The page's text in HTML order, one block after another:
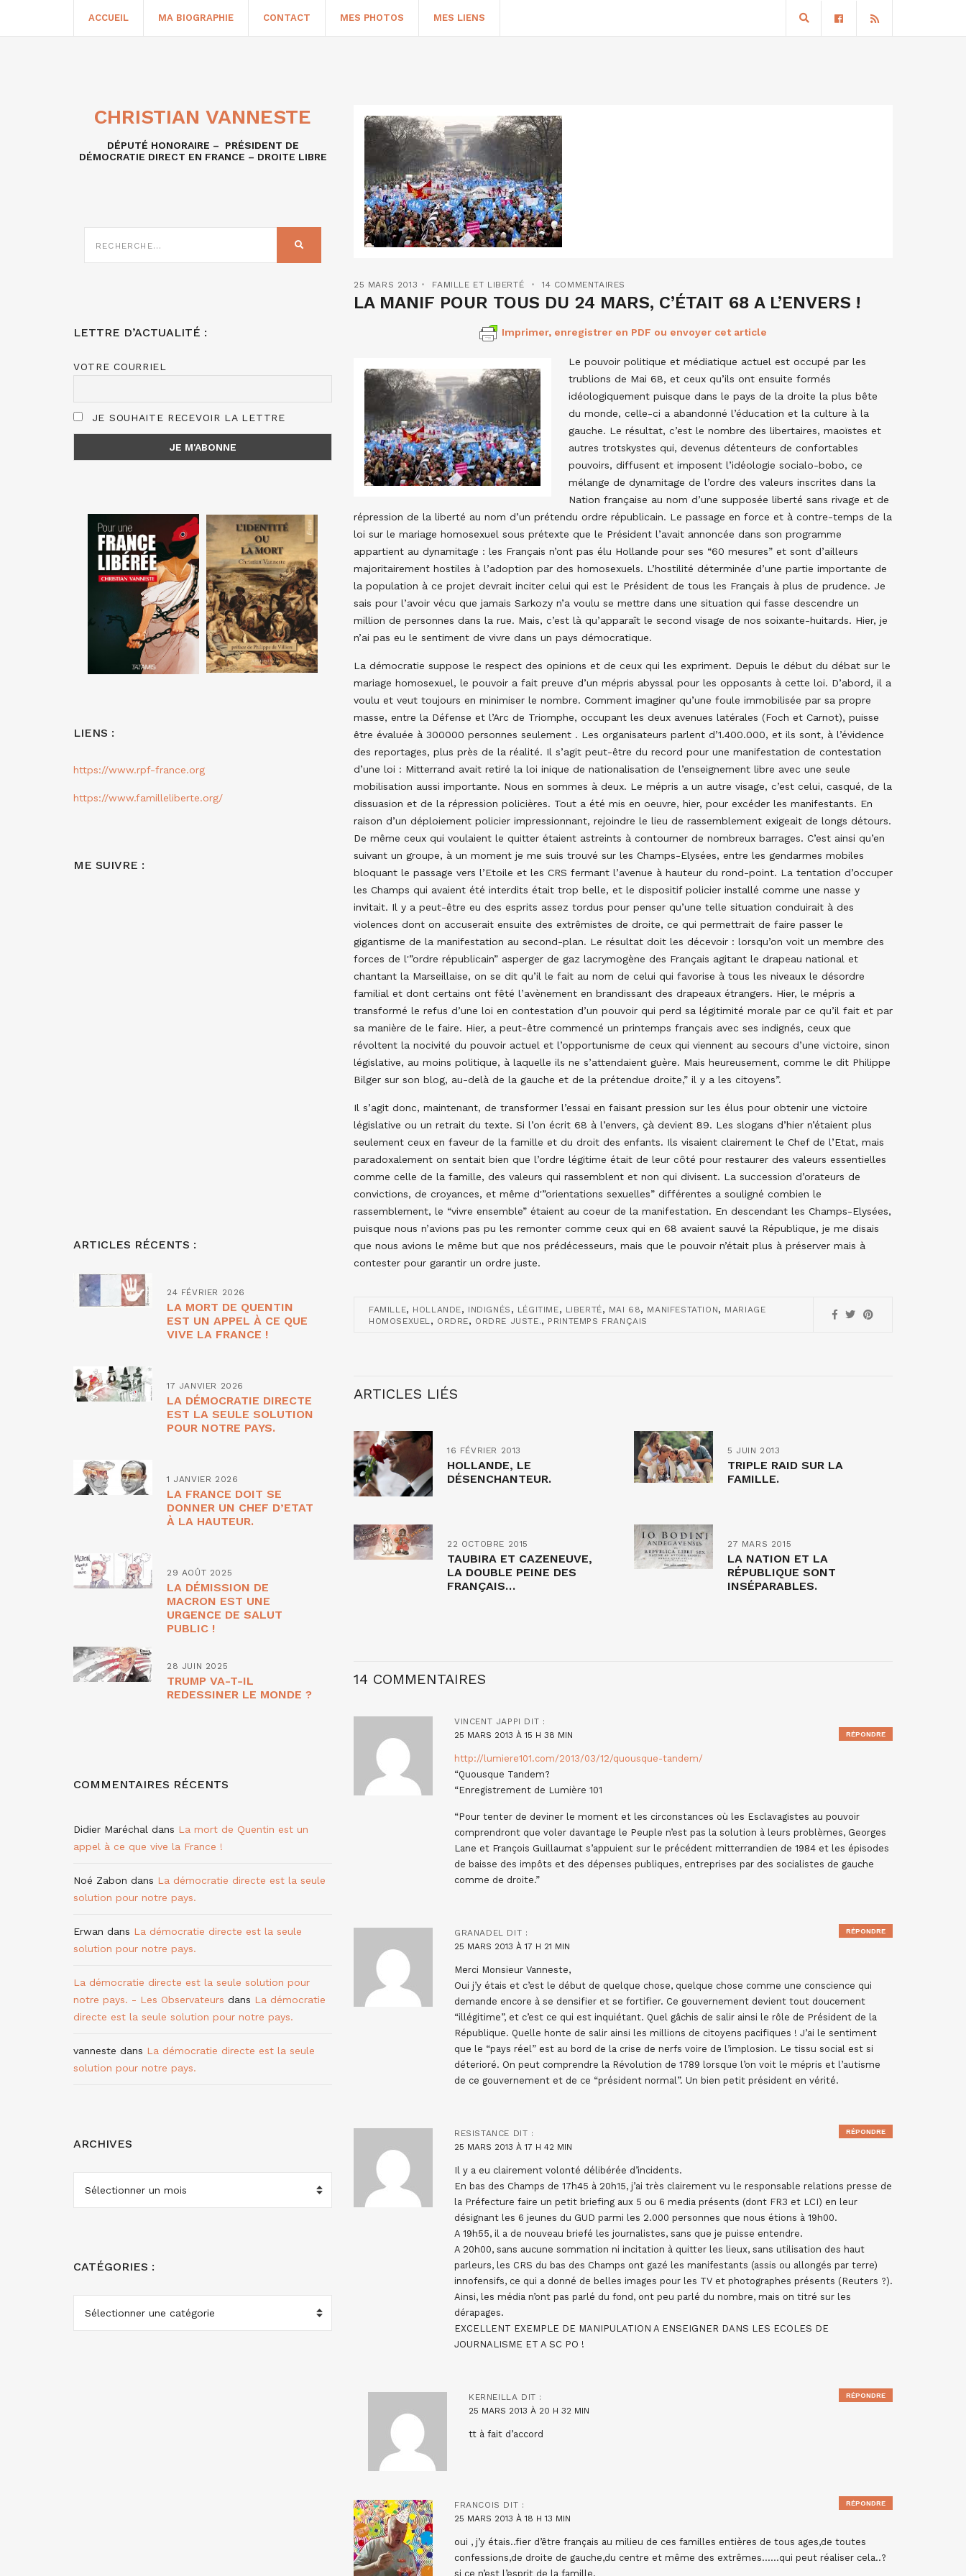
ACCUEIL MA BIOGRAPHIE CONTACT MES PHOTOS MES LIENS
25 MARS 2013 FAMILLE ET LIBERTÉ 14 COMMENTAIRES
LA MANIF POUR TOUS DU 24 MARS, C’ÉTAIT 68 A L’ENVERS !
Imprimer, enregistrer en PDF ou envoyer cet article
Le pouvoir politique et médiatique actuel est occupé par les
trublions de Mai 68, et ceux qu’ils ont ensuite formés
idéologiquement puisque dans le pays de la droite la plus bête
du monde, celle-ci a abandonné l’éducation et la culture à la
gauche. Le résultat, c’est le nombre des libertaires, maoïstes et
autres trotskystes qui, devenus détenteurs de confortables
pouvoirs, diffusent et imposent l’idéologie socialo-bobo, ce
mélange de dynamitage de l’ordre des valeurs inscrites dans la
Nation française au nom d’une supposée liberté sans rivage et de
répression de la liberté au nom d’un prétendu ordre républicain. Le passage en force et à contre-temps de la
loi sur le mariage homosexuel sous prétexte que le Président l’avait annoncée dans son programme
appartient au dynamitage : les Français n’ont pas élu Hollande pour ses “60 mesures” et sont d’ailleurs
majoritairement hostiles à l’adoption par des homosexuels. L’hostilité déterminée d’une partie importante de
la population à ce projet devrait inciter celui qui est le Président de tous les Français à plus de prudence. Je
sais pour l’avoir vécu que jamais Sarkozy n’a voulu se mettre dans une situation qui fasse descendre un
million de personnes dans la rue. Mais, c’est là qu’apparaît le second visage de nos soixante-huitards. Hier, je
n’ai pas eu le sentiment de vivre dans un pays démocratique.
La démocratie suppose le respect des opinions et de ceux qui les expriment. Depuis le début du débat sur le
mariage homosexuel, le pouvoir a fait preuve d’un mépris abyssal pour les opposants à cette loi. D’abord, il a
voulu et veut toujours en minimiser le nombre. Comment imaginer qu’une foule immobilisée par sa propre
masse, entre la Défense et l’Arc de Triomphe, occupant les deux avenues latérales (Foch et Carnot), puisse
être évaluée à 300000 personnes seulement . Les organisateurs parlent d’1.400.000, et ils sont, à l’évidence
des reportages, plus près de la réalité. Il s’agit peut-être du record pour une manifestation de contestation
d’une loi : Mitterrand avait retiré la loi inique de nationalisation de l’enseignement libre avec une seule
mobilisation aussi importante. Nous en sommes à deux. Le mépris a un autre visage, c’est celui, casqué, de la
dissuasion et de la répression policières. Tout a été mis en oeuvre, hier, pour excéder les manifestants. En
raison d’un déploiement policier impressionnant, rejoindre le lieu de rassemblement exigeait de longs détours.
De même ceux qui voulaient le quitter étaient astreints à contourner de nombreux barrages. C’est ainsi qu’en
suivant un groupe, à un moment je me suis trouvé sur les Champs-Elysées, entre les gendarmes mobiles
bloquant le passage vers l’Etoile et les CRS fermant l’avenue à hauteur du rond-point. La tentation d’occuper
les Champs qui avaient été interdits était trop belle, et le dispositif policier installé comme une nasse y
invitait. Il y a peut-être eu des esprits assez tordus pour penser qu’une telle situation conduirait à des
violences dont on accuserait ensuite des extrêmistes de droite, ce qui permettrait de faire passer le
gigantisme de la manifestation au second-plan. Le résultat doit les décevoir : lorsqu’on voit un membre des
forces de l'”ordre républicain” asperger de gaz lacrymogène des Français agitant le drapeau national et
chantant la Marseillaise, on se dit qu’il le fait au nom de celui qui favorise à tous les niveaux le désordre
familial et dont certains ont fêté l’avènement en brandissant des drapeaux étrangers. Hier, le mépris a
transformé le refus d’une loi en contestation d’un pouvoir qui perd sa légitimité morale par ce qu’il fait et par
sa manière de le faire. Hier, a peut-être commencé un printemps français avec ses indignés, ceux que
révoltent la nocivité du pouvoir actuel et l’opportunisme de ceux qui viennent au secours d’une victoire, sinon
législative, au moins politique, à laquelle ils ne s’attendaient guère. Mais heureusement, comme le dit Philippe
Bilger sur son blog, au-delà de la gauche et de la prétendue droite,” il y a les citoyens”.
Il s’agit donc, maintenant, de transformer l’essai en faisant pression sur les élus pour obtenir une victoire
législative ou un retrait du texte. Si l’on écrit 68 à l’envers, çà devient 89. Les slogans d’hier n’étaient plus
seulement ceux en faveur de la famille et du droit des enfants. Ils visaient clairement le Chef de l’Etat, mais
paradoxalement on sentait bien que l’ordre légitime était de leur côté pour restaurer des valeurs essentielles
comme celle de la famille, des valeurs qui rassemblent et non qui divisent. La succession d’orateurs de
convictions, de croyances, et même d'”orientations sexuelles” différentes a souligné combien le
rassemblement, le “vivre ensemble” étaient au coeur de la manifestation. En descendant les Champs-Elysées,
puisque nous n’avions pas pu les remonter comme ceux qui en 68 avaient sauvé la République, je me disais
que nous avions le même but que nos prédécesseurs, mais que le pouvoir n’était plus à préserver mais à
contester pour garantir un ordre juste.
FAMILLE, HOLLANDE, INDIGNÉS , LÉGITIME, LIBERTÉ, MAI 68, MANIFESTATION, MARIAGE
HOMOSEXUEL, ORDRE, ORDRE JUSTE., PRINTEMPS FRANÇAIS
ARTICLES LIÉS
16 FÉVRIER 2013
HOLLANDE, LE
DÉSENCHANTEUR.
5 JUIN 2013
TRIPLE RAID SUR LA
FAMILLE.
22 OCTOBRE 2015
TAUBIRA ET CAZENEUVE,
LA DOUBLE PEINE DES
FRANÇAIS…
27 MARS 2015
LA NATION ET LA
RÉPUBLIQUE SONT
INSÉPARABLES.
14 COMMENTAIRES
VINCENT JAPPI DIT :
25 MARS 2013 À 15 H 38 MIN
http://lumiere101.com/2013/03/12/quousque-tandem/
“Quousque Tandem?
“Enregistrement de Lumière 101
“Pour tenter de deviner le moment et les circonstances où les Esclavagistes au pouvoir
comprendront que voler davantage le Peuple n’est pas la solution à leurs problèmes, Georges
Lane et François Guillaumat s’appuient sur le précédent mitterrandien de 1984 et les épisodes
de baisse des impôts et des dépenses publiques, entreprises par des socialistes de gauche
comme de droite.”
RÉPONDRE
GRANADEL DIT :
25 MARS 2013 À 17 H 21 MIN
Merci Monsieur Vanneste,
Oui j’y étais et c’est le début de quelque chose, quelque chose comme une conscience qui
demande encore à se densifier et se fortifier. Ce gouvernement devient tout doucement
“illégitime”, et c’est ce qui est inquiétant. Quel gâchis de salir ainsi le rôle de Président de la
République. Quelle honte de salir ainsi les millions de citoyens pacifiques ! J’ai le sentiment
que le “pays réel” est au bord de la crise de nerfs voire de l’implosion. Le tissu social est si
déterioré. On peut comprendre la Révolution de 1789 lorsque l’on voit le mépris et l’autisme
de ce gouvernement et de ce “président normal”. Un bien petit président en vérité.
RÉPONDRE
RESISTANCE DIT :
25 MARS 2013 À 17 H 42 MIN
Il y a eu clairement volonté délibérée d’incidents.
En bas des Champs de 17h45 à 20h15, j’ai très clairement vu le responsable relations presse de
la Préfecture faire un petit briefing aux 5 ou 6 media présents (dont FR3 et LCI) en leur
désignant les 6 jeunes du GUD parmi les 2.000 personnes que nous étions à 19h00.
A 19h55, il a de nouveau briefé les journalistes, sans que je puisse entendre.
A 20h00, sans aucune sommation ni incitation à quitter les lieux, sans utilisation des haut
parleurs, les CRS du bas des Champs ont gazé les manifestants (assis ou allongés par terre)
innofensifs, ce qui a donné de belles images pour les TV et photographes présents (Reuters ?).
Ainsi, les média n’ont pas parlé du fond, ont peu parlé du nombre, mais on titré sur les
dérapages.
EXCELLENT EXEMPLE DE MANIPULATION A ENSEIGNER DANS LES ECOLES DE
JOURNALISME ET A SC PO !
RÉPONDRE
KERNEILLA DIT :
25 MARS 2013 À 20 H 32 MIN
tt à fait d’accord
RÉPONDRE
FRANCOIS DIT :
25 MARS 2013 À 18 H 13 MIN
oui , j’y étais..fier d’être français au milieu de ces familles entières de tous ages,de toutes
confessions,de droite de gauche,du centre et même des extrêmes……qui peut réaliser cela..?
si ce n’est l’esprit de la famille.
RÉPONDRE
CHRISTIAN VANNESTE
DÉPUTÉ HONORAIRE – PRÉSIDENT DE
DÉMOCRATIE DIRECT EN FRANCE – DROITE LIBRE
SUR
LETTRE D’ACTUALITÉ :
VOTRE COURRIEL
JE SOUHAITE RECEVOIR LA LETTRE
LIENS :
https://www.rpf-france.org
https://www.familleliberte.org/
ME SUIVRE :
ARTICLES RÉCENTS :
24 FÉVRIER 2026
LA MORT DE QUENTIN
EST UN APPEL À CE QUE
VIVE LA FRANCE !
17 JANVIER 2026
LA DÉMOCRATIE DIRECTE
EST LA SEULE SOLUTION
POUR NOTRE PAYS.
1 JANVIER 2026
LA FRANCE DOIT SE
DONNER UN CHEF D’ETAT
À LA HAUTEUR.
29 AOÛT 2025
LA DÉMISSION DE
MACRON EST UNE
URGENCE DE SALUT
PUBLIC !
28 JUIN 2025
TRUMP VA-T-IL
REDESSINER LE MONDE ?
COMMENTAIRES RÉCENTS
Didier Maréchal dans La mort de Quentin est un
appel à ce que vive la France !
Noé Zabon dans La démocratie directe est la seule
solution pour notre pays.
Erwan dans La démocratie directe est la seule
solution pour notre pays.
La démocratie directe est la seule solution pour
notre pays. - Les Observateurs dans La démocratie
directe est la seule solution pour notre pays.
vanneste dans La démocratie directe est la seule
solution pour notre pays.
ARCHIVES
ARCHIVES
CATÉGORIES :
CATÉGORIES